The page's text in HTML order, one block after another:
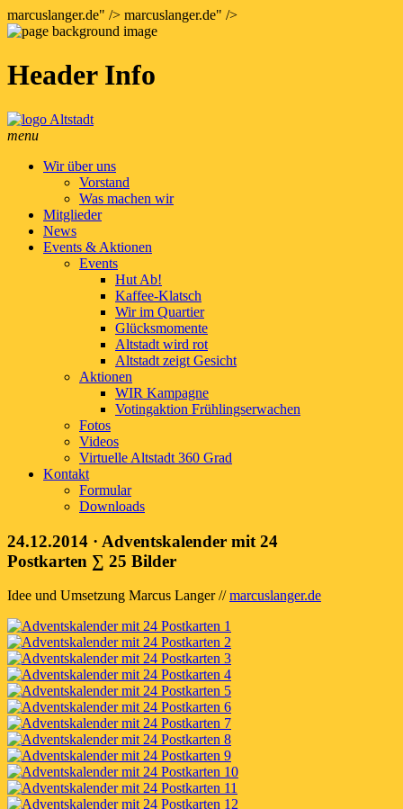
marcuslanger.de" /> marcuslanger.de" />
Header Info
menu
Wir über uns
Vorstand
Was machen wir
Mitglieder
News
Events & Aktionen
Events
Hut Ab!
Kaffee-Klatsch
Wir im Quartier
Glücksmomente
Altstadt wird rot
Altstadt zeigt Gesicht
Aktionen
WIR Kampagne
Votingaktion Frühlingserwachen
Fotos
Videos
Virtuelle Altstadt 360 Grad
Kontakt
Formular
Downloads
24.12.2014 · Adventskalender mit 24
Postkarten ∑ 25 Bilder
Idee und Umsetzung Marcus Langer //marcuslanger.de